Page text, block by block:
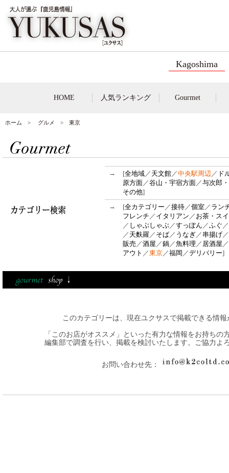
Kagoshima
HOME 人気ランキング Gourmet
ホーム > グルメ > 東京
→ [全地域／ 天文館／中央駅周辺 ／ ド
原方面／谷山・宇宿方面／与次郎
その他]
→
[全カテゴリー ／接待／個室／ ラン
フレンチ ／ イタリアン ／ お茶・ス
／ しゃぶしゃぶ／すっぽん ／ふぐ ／
／ 天麩羅／ そば／ うなぎ／ 串揚げ／
販売 ／酒屋 ／鍋／魚料理 ／ 居酒屋 ／
アウト ／東京／福岡 ／デリバリー]
このカテゴリーは、現在ユクサスで掲載できる情
「このお店がオススメ」といった有力な情報をお持ちの
編集部で調査を行い、掲載を検討いたします。ご協力よ
お問い合わせ先：